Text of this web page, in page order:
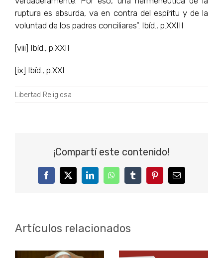
ruptura es absurda, va en contra del espíritu y de la
voluntad de los padres conciliares”. Ibíd., p.XXIII
[viii] Ibíd., p.XXII
[ix] Ibíd., p.XXI
Libertad Religiosa
¡Compartí este contenido!
FacebookTwitterLinkedInWhatsAppTumblrPinterestCorreo
electrónico
Artículos relacionados